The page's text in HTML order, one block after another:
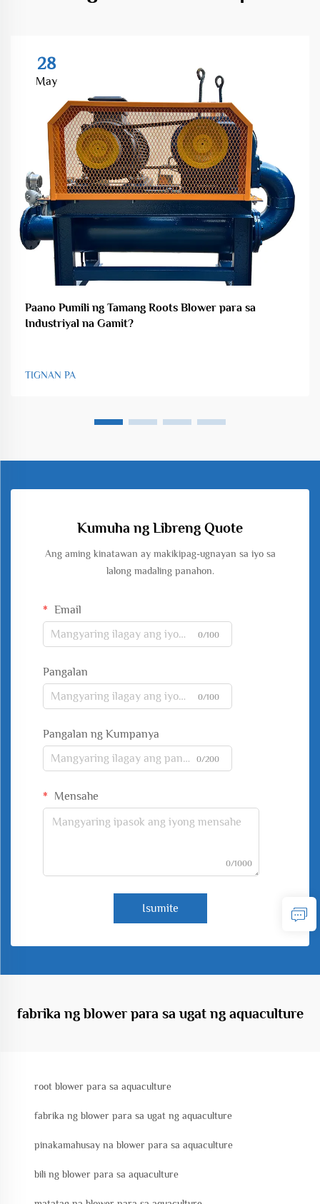
28
May
Paano Pumili ng Tamang Roots Blower para sa
Industriyal na Gamit?
TIGNAN PA
Kumuha ng Libreng Quote
Ang aming kinatawan ay makikipag-ugnayan sa iyo sa
lalong madaling panahon.
Email
0/100
Pangalan
0/100
Pangalan ng Kumpanya
0/200
Mensahe
0/1000
Isumite
fabrika ng blower para sa ugat ng aquaculture
root blower para sa aquaculture
fabrika ng blower para sa ugat ng aquaculture
pinakamahusay na blower para sa aquaculture
bili ng blower para sa aquaculture